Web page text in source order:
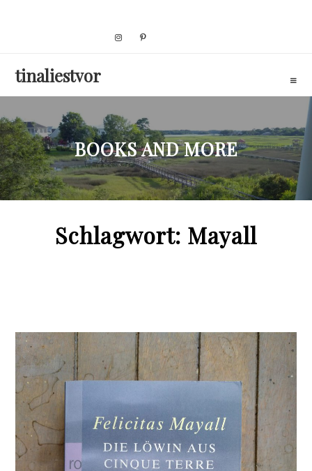
tinaliestvor
BOOKS AND MORE
Schlagwort: Mayall